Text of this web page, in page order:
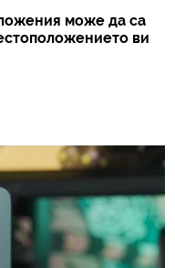
може да са
ви